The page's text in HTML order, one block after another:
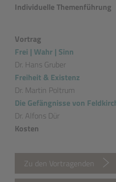
Individuelle Themenführung
Vortrag
Frei | Wahr | Sinn
Dr. Hans Gruber
Freiheit & Existenz
Dr. Martin Poltrum
Die Gefängnisse von
Dr. Alfons Dür
Kosten
Zu den Vortragenden